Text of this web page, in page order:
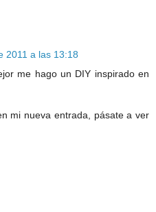
2011 a las 13:18
me hago un DIY inspirado en
mi nueva entrada, pásate a ver